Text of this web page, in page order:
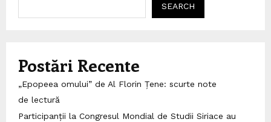
SEARCH
Postări Recente
„Epopeea omului” de Al Florin Țene: scurte note
de lectură
Participanții la Congresul Mondial de Studii Siriace au